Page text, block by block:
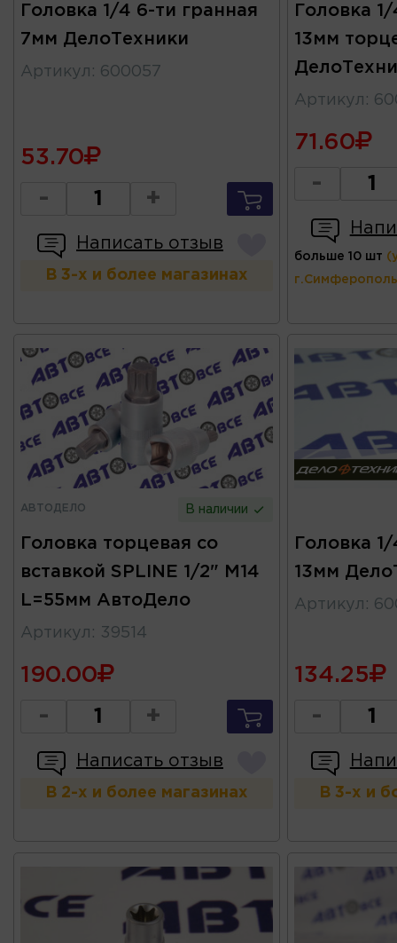
Головка 1/4 6-ти гранная
7мм ДелоТехники
Артикул : 600057
53.70
- +
Написать отзыв
В 3-х и более магазинах
Головка
13мм
Артикул :
71.60
-
больше 10 шт
АВТОДЕЛО В наличии
Головка торцевая со
вставкой SPLINE 1/2" М14
L=55мм АвтоДело
Артикул : 39514
190.00
- +
Написать отзыв
В 2-х и более магазинах
Головка
13мм
Артикул :
134.25
-
В 3-х и